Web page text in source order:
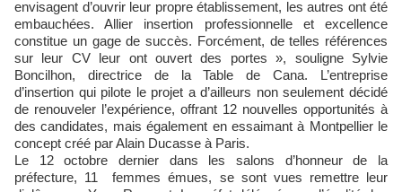
envisagent d’ouvrir leur propre établissement, les autres ont été
embauchées. Allier insertion professionnelle et excellence
constitue un gage de succès. Forcément, de telles références
sur leur CV leur ont ouvert des portes », souligne Sylvie
Boncilhon, directrice de la Table de Cana. L’entreprise
d’insertion qui pilote le projet a d’ailleurs non seulement décidé
de renouveler l’expérience, offrant 12 nouvelles opportunités à
des candidates, mais également en essaimant à Montpellier le
concept créé par Alain Ducasse à Paris.
Le 12 octobre dernier dans les salons d’honneur de la
préfecture, 11 femmes émues, se sont vues remettre leur